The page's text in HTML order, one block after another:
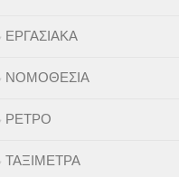
ΕΡΓΑΣΙΑΚΑ
ΝΟΜΟΘΕΣΙΑ
ΡΕΤΡΟ
ΤΑΞΙΜΕΤΡΑ